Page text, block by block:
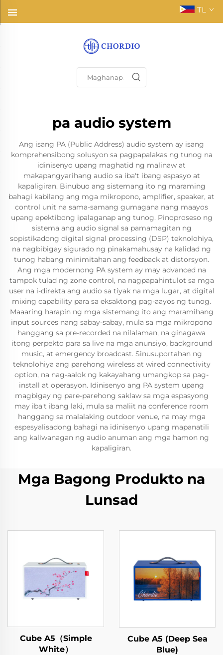
TL
pa audio system
Ang isang PA (Public Address) audio system ay isang
komprehensibong solusyon sa pagpapalakas ng tunog na
idinisenyo upang maghatid ng malinaw at
makapangyarihang audio sa iba't ibang espasyo at
kapaligiran. Binubuo ang sistemang ito ng maraming
bahagi kabilang ang mga mikropono, amplifier, speaker, at
control unit na sama-samang gumagana nang maayos
upang epektibong ipalaganap ang tunog. Pinoproseso ng
sistema ang audio signal sa pamamagitan ng
sopistikadong digital signal processing (DSP) teknolohiya,
na nagbibigay sigurado ng pinakamahusay na kalidad ng
tunog habang minimitahan ang feedback at distorsyon.
Ang mga modernong PA system ay may advanced na
tampok tulad ng zone control, na nagpapahintulot sa mga
user na i-direkta ang audio sa tiyak na mga lugar, at digital
mixing capability para sa eksaktong pag-aayos ng tunog.
Maaaring harapin ng mga sistemang ito ang maramihang
input sources nang sabay-sabay, mula sa mga mikropono
hanggang sa pre-recorded na nilalaman, na ginagawa
itong perpekto para sa live na mga anunsiyo, background
music, at emergency broadcast. Sinusuportahan ng
teknolohiya ang parehong wireless at wired connectivity
option, na nag-aalok ng kakayahang umangkop sa pag-
install at operasyon. Idinisenyo ang PA system upang
magbigay ng pare-parehong saklaw sa mga espasyong
may iba't ibang laki, mula sa maliit na conference room
hanggang sa malalaking outdoor venue, na may mga
espesyalisadong bahagi na idinisenyo upang mapanatili
ang kaliwanagan ng audio anuman ang mga hamon ng
kapaligiran.
Mga Bagong Produkto na
Lunsad
Cube A5（Simple
White）
Cube A5 (Deep Sea
Blue)